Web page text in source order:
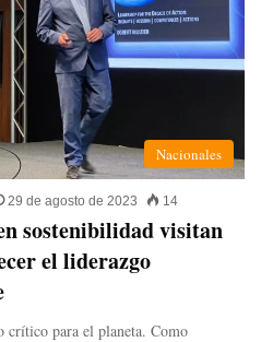
Nacionales
29 de agosto de 2023 14
sostenibilidad visitan
el liderazgo
crítico para el planeta. Como